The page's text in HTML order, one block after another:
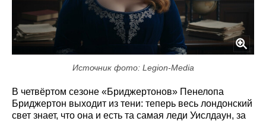
Источник фото: Legion-Media
В четвёртом сезоне «Бриджертонов» Пенелопа
Бриджертон выходит из тени: теперь весь лондонский
свет знает, что она и есть та самая леди Уислдаун, за